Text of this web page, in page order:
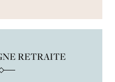
RETRAITE